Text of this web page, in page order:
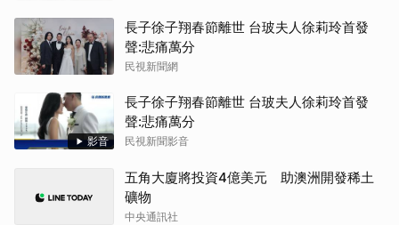
長子徐子翔春節離世 台玻夫人徐莉玲首發
聲:悲痛萬分
民視新聞網
影音
長子徐子翔春節離世 台玻夫人徐莉玲首發
聲:悲痛萬分
民視新聞影音
五角大廈將投資4億美元 助澳洲開發稀土
礦物
中央通訊社